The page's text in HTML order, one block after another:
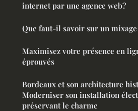
internet par une agence web?
Que faut-il savoir sur un
Maximisez votre présence en
éprouvés
Bordeaux et son architecture
Moderniser son installation
préservant le charme